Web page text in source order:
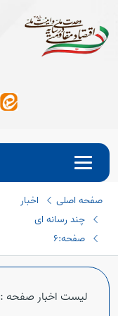
Open
Open
صفحه اصلی
اخبار
چند رسانه ای
صفحه:6
لیست اخبار صفحه :6